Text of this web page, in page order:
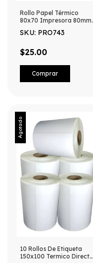
Rollo Papel Térmico
80x70 Impresora 80mm
SKU: PRO743
$25.00
Agotado
10 Rollos De Etiqueta
150x100 Termico Directo